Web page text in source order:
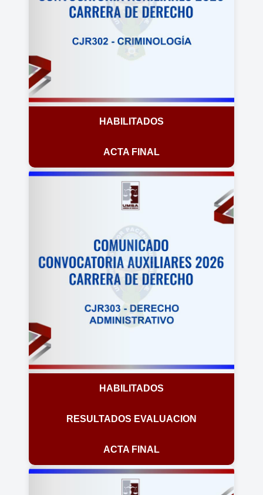
HABILITADOS
ACTA FINAL
HABILITADOS
RESULTADOS EVALUACION
ACTA FINAL